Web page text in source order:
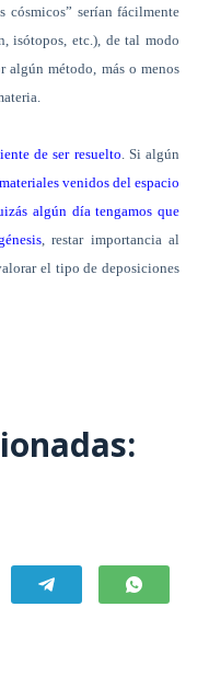
cósmicos” serían fácilmente
isótopos, etc.), de tal modo
algún método, más o menos
de ser resuelto . Si algún
materiales venidos del espacio
algún día tengamos que
, restar importancia al
el tipo de deposiciones